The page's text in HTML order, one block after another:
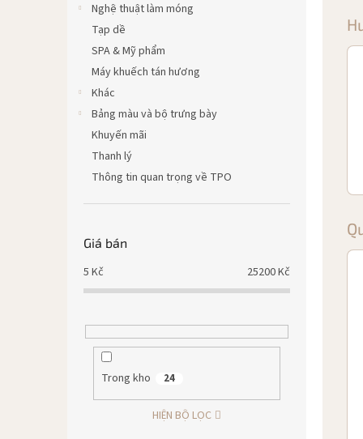
Nghệ thuật làm móng
Tạp dề
SPA & Mỹ phẩm
Máy khuếch tán hương
Khác
Bảng màu và bộ trưng bày
Khuyến mãi
Thanh lý
Thông tin quan trọng về TPO
Giá bán
5 Kč 25200Kč
Trong kho 24
HIỆN BỘ LỌC